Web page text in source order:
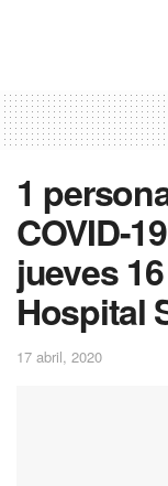
1
COVID-
jueves
Hospital
17 abril, 2020